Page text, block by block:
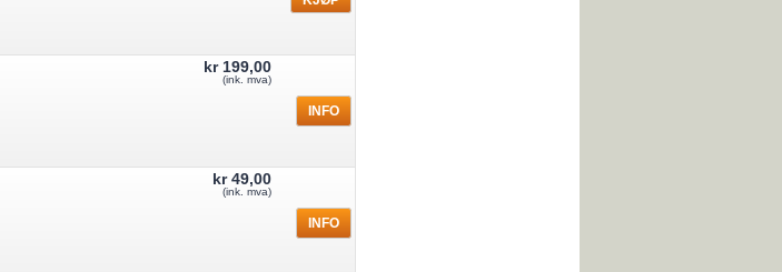
kr 199,00
(ink. mva)
INFO
kr 49,00
(ink. mva)
INFO